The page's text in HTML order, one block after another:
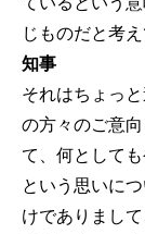
じものだと考
知事
それはちょっ
の方々のご意
て、何として
という思いに
けでありまし